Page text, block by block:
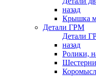
назад
Крышка
Детали ГРМ
Детали
назад
Ролики,
Шестерни